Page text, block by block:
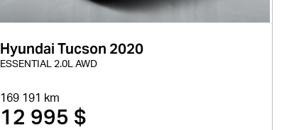
Hyundai Tucson 2020
ESSENTIAL 2.0L AWD
169 191 km
12 995 $